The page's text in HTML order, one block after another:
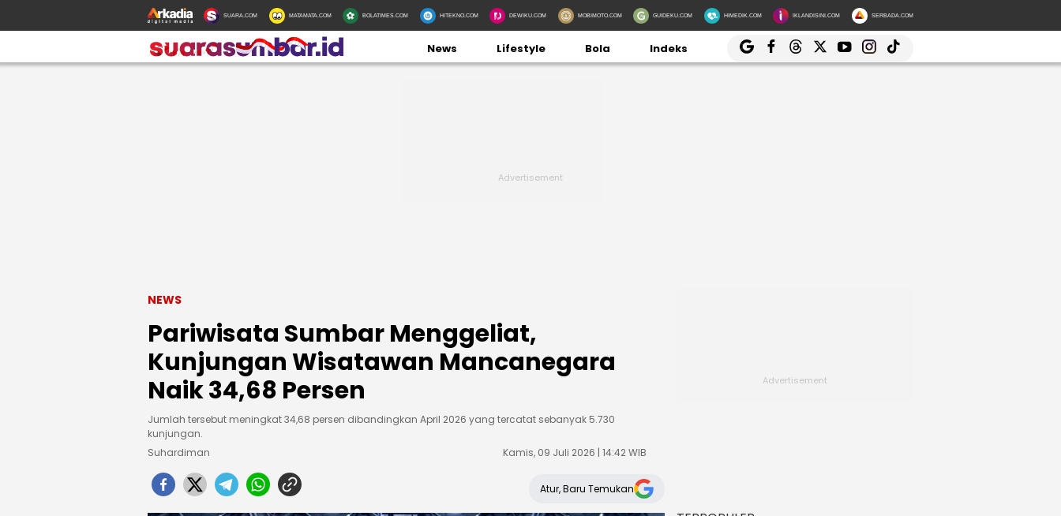
SUARA.COM MATAMATA.COM BOLATIMES.COM HITEKNO.COM DEWIKU.COM MOBIMOTO.COM GUIDEKU.COM HIMEDIK.COM IKLANDISINI.COM SERBADA.COM
News Lifestyle Bola Indeks
NEWS
Pariwisata Sumbar Menggeliat,
Kunjungan Wisatawan Mancanegara
Naik 34,68 Persen
Jumlah tersebut meningkat 34,68 persen dibandingkan April 2026 yang tercatat sebanyak 5.730
kunjungan.
Suhardiman
Kamis, 09 Juli 2026 | 14:42 WIB
Atur, Baru Temukan